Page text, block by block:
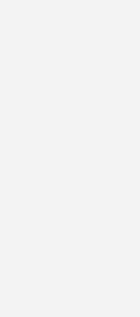
hergestelltem Eisen etablieren.
zur Reduzierung des CO2-Ausstoßes der
– auch angesichts steigender
Technologien entwickeln, um
im Drehofen
Eisenproduktion in Arandis ist eine
Unternehmen CO2 Grab in
in Düren entwickelt wurde. Diese
Drehrohrofen. Das sind Öfen, die in
Dabei wird das Rohmaterial in
Drehung kommt es in Kontakt mit dem
Dieses ist im Fall der Anlage in Arandis
wird derzeit im niedersächsischen
in Arandis in größerem Maßstab zum
reduzieren
vor Ort hergestellt. Dazu bauen die
auf, die mit Strom aus einem
von 20 Megawatt betrieben wird.
der nicht direkt für die